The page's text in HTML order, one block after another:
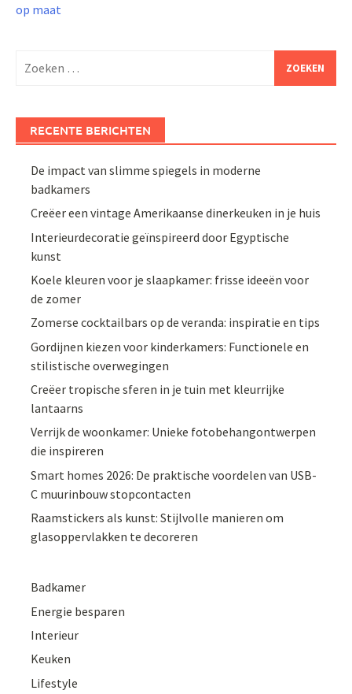
op maat
naar:
RECENTE BERICHTEN
De impact van slimme spiegels in moderne
badkamers
Creëer een vintage Amerikaanse dinerkeuken in je huis
Interieurdecoratie geïnspireerd door Egyptische
kunst
Koele kleuren voor je slaapkamer: frisse ideeën voor
de zomer
Zomerse cocktailbars op de veranda: inspiratie en tips
Gordijnen kiezen voor kinderkamers: Functionele en
stilistische overwegingen
Creëer tropische sferen in je tuin met kleurrijke
lantaarns
Verrijk de woonkamer: Unieke fotobehangontwerpen
die inspireren
Smart homes 2026: De praktische voordelen van USB-
C muurinbouw stopcontacten
Raamstickers als kunst: Stijlvolle manieren om
glasoppervlakken te decoreren
Badkamer
Energie besparen
Interieur
Keuken
Lifestyle